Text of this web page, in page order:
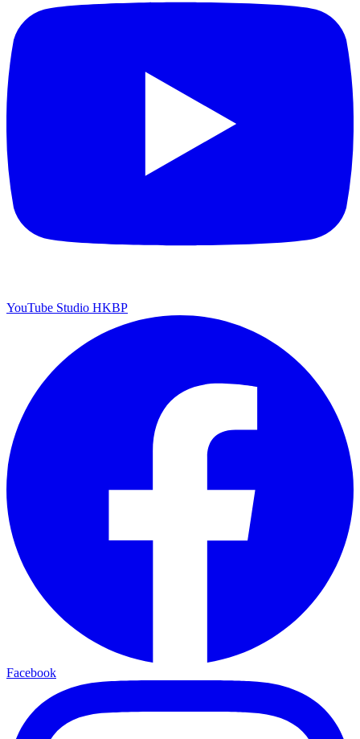
YouTube Studio HKBP
Facebook